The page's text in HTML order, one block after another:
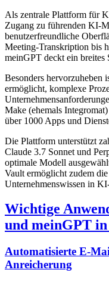
Als zentrale Plattform für
Zugang zu führenden KI-
benutzerfreundliche
Meeting-Transkription bis
meinGPT deckt ein
Besonders hervorzuheben
ermöglicht, komplexe
Make (ehemals
über 1000 Apps und
Die Plattform unterstützt
Claude 3.7 Sonnet und
optimale Modell
Vault ermöglicht zudem
Unternehmenswissen in
Wichtige
und meinGPT
Automatisierte E-
Anreicherung